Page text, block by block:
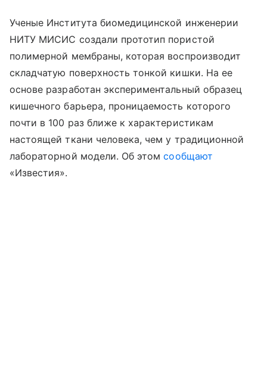
Ученые Института биомедицинской инженерии
НИТУ МИСИС создали прототип пористой
полимерной мембраны, которая воспроизводит
складчатую поверхность тонкой кишки. На ее
основе разработан экспериментальный образец
кишечного барьера, проницаемость которого
почти в 100 раз ближе к характеристикам
настоящей ткани человека, чем у традиционной
лабораторной модели. Об этомсообщают
«Известия».